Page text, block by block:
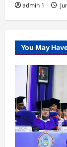
admin 1
You May